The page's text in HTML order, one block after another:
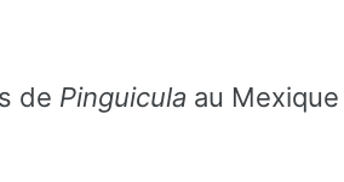
de Pinguicula au Mexique